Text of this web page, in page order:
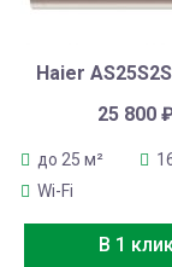
Haier
25 800
до 25 м²
Wi-Fi
В 1